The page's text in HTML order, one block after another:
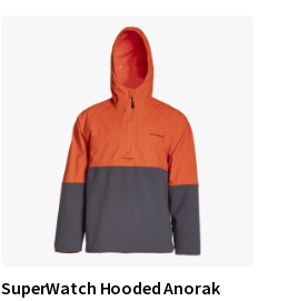
SuperWatch Hooded Anorak